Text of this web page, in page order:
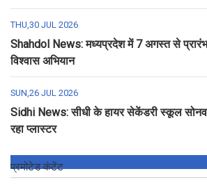
THU,30 JUL 2026
Shahdol News: मध्यप्रदेश में 7 अगस्त से प्रारंभ
विश्वास अभियान
SUN,26 JUL 2026
Sidhi News: सीधी के हायर सेकेंडरी स्कूल
रहा प्लास्टर